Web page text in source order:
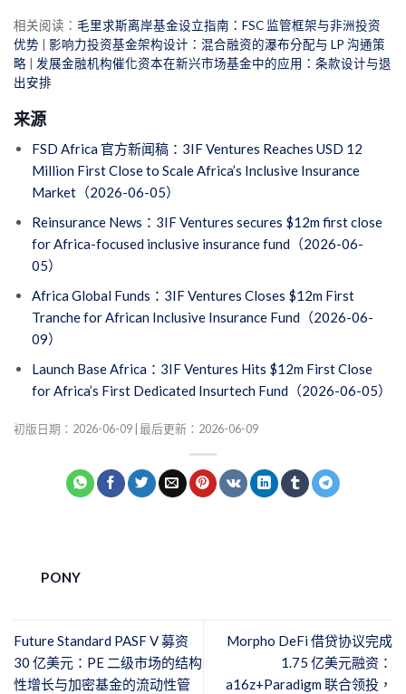
相关阅读： 毛里求斯离岸基金设立指南：FSC 监管框架与非洲投资
优势
影响力投资基金架构设计：混合融资的瀑布分配与 LP 沟通策
略
发展金融机构催化资本在新兴市场基金中的应用：条款设计与退
出安排
来源
FSD Africa 官方新闻稿：3IF Ventures Reaches USD 12
Million First Close to Scale Africa’s Inclusive Insurance
Market（2026-06-05）
Reinsurance News：3IF Ventures secures $12m first close
for Africa-focused inclusive insurance fund（2026-06-
05）
Africa Global Funds：3IF Ventures Closes $12m First
Tranche for African Inclusive Insurance Fund（2026-06-
09）
Launch Base Africa：3IF Ventures Hits $12m First Close
for Africa’s First Dedicated Insurtech Fund（2026-06-05）
初版日期：2026-06-09 | 最后更新：2026-06-09
PONY
Future Standard PASF V 募资
30 亿美元：PE 二级市场的结构
性增长与加密基金的流动性管
Morpho DeFi 借贷协议完成
1.75 亿美元融资：
a16z+Paradigm 联合领投，